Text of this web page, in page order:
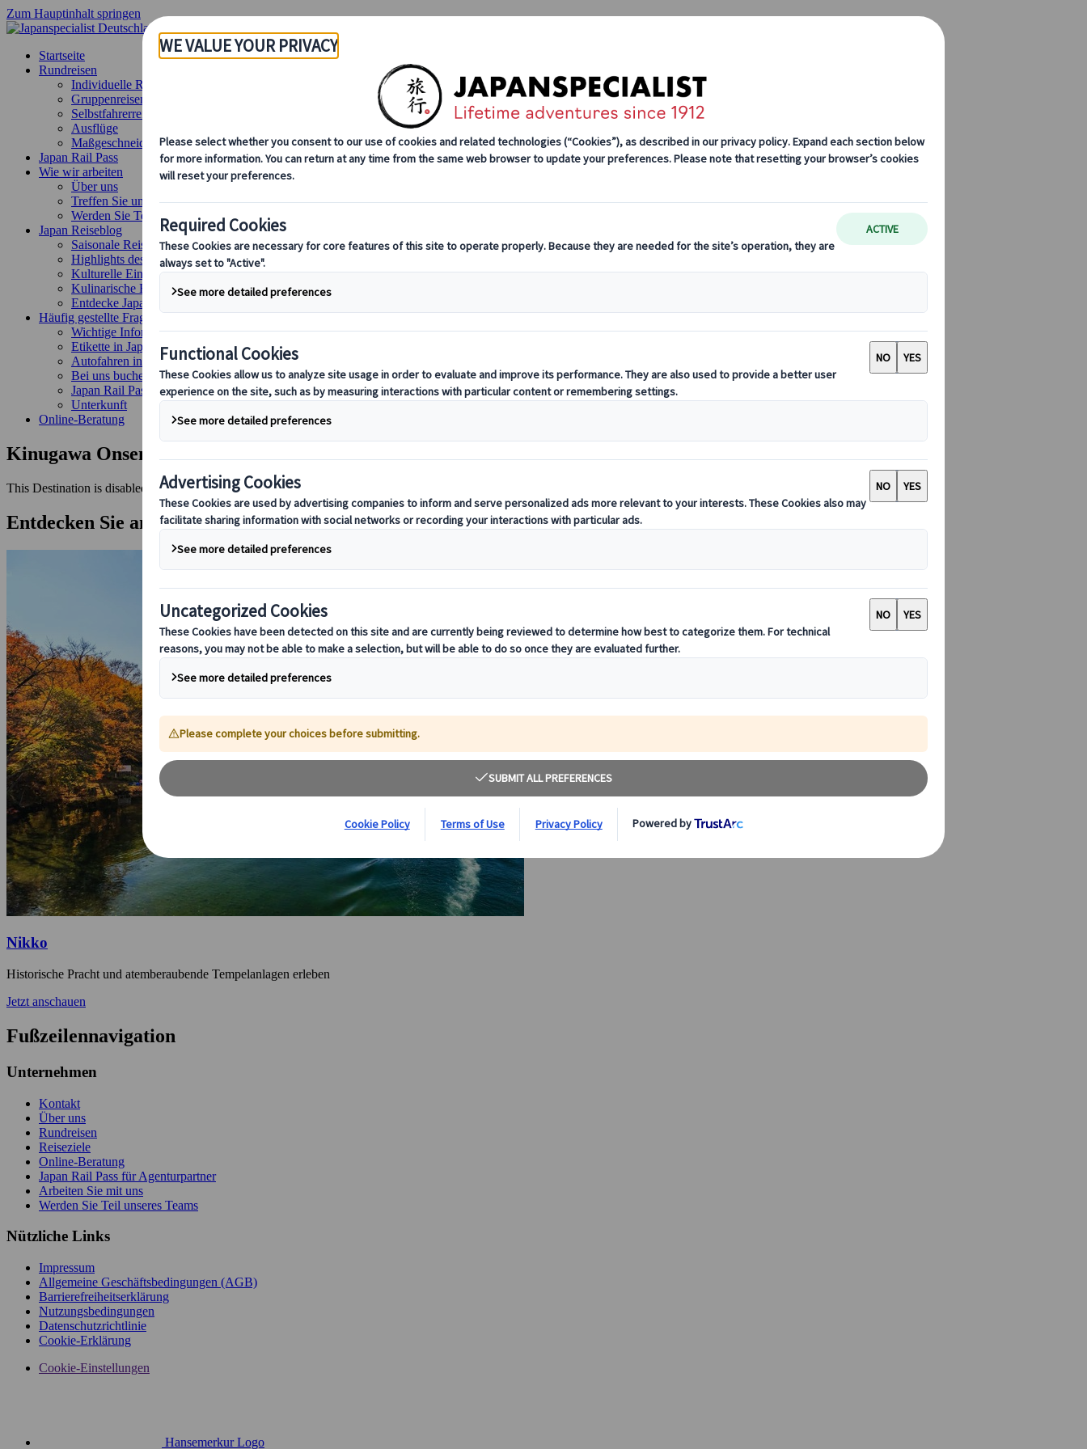
Zum Hauptinhalt springen
Startseite
Rundreisen
Individuelle Reisen
Gruppenreisen
Selbstfahrerreisen
Ausflüge
Maßgeschneiderte Gruppenreisen
Japan Rail Pass
Wie wir arbeiten
Über uns
Treffen Sie unser Team
Werden Sie Teil unseres Teams
Japan Reiseblog
Saisonale Reisetipps
Highlights des Reiseziels
Kulturelle Einblicke
Kulinarische Erlebnisse
Entdecke Japan mit dem Zug
Häufig gestellte Fragen
Wichtige Informationen
Etikette in Japan
Autofahren in Japan
Bei uns buchen
Japan Rail Pass
Unterkunft
Online-Beratung
Kinugawa Onsen
This Destination is disabled to display.
Entdecken Sie andere Reiseziele in dieser Region
Nikko
Historische Pracht und atemberaubende Tempelanlagen erleben
Jetzt anschauen
Fußzeilennavigation
Unternehmen
Kontakt
Über uns
Rundreisen
Reiseziele
Online-Beratung
Japan Rail Pass für Agenturpartner
Arbeiten Sie mit uns
Werden Sie Teil unseres Teams
Nützliche Links
Impressum
Allgemeine Geschäftsbedingungen (AGB)
Barrierefreiheitserklärung
Nutzungsbedingungen
Datenschutzrichtlinie
Cookie-Erklärung
Cookie-Einstellungen
Hansemerkur Logo